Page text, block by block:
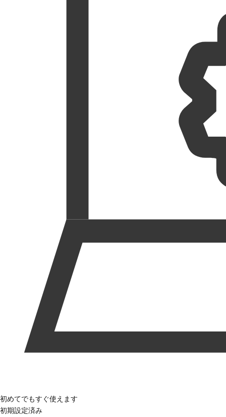
初めてでもすぐ使えます
初期設定済み